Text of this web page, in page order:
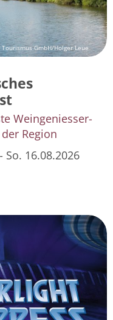
GmbH/Holger Leue
Weingeniesser-
Region
So. 16.08.2026